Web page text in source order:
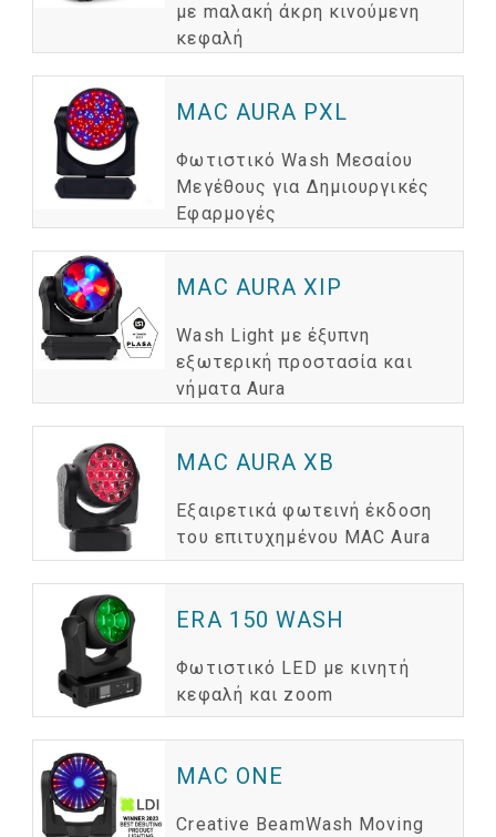
με mαλακή άκρη κινούμενη
κεφαλή
MAC AURA PXL
Φωτιστικό Wash Μεσαίου
Μεγέθους για Δημιουργικές
Εφαρμογές
MAC AURA XIP
Wash Light με έξυπνη
εξωτερική προστασία και
νήματα Aura
MAC AURA XB
Εξαιρετικά φωτεινή έκδοση
του επιτυχημένου MAC Aura
ERA 150 WASH
Φωτιστικό LED με κινητή
κεφαλή και zoom
MAC ONE
Creative BeamWash Moving